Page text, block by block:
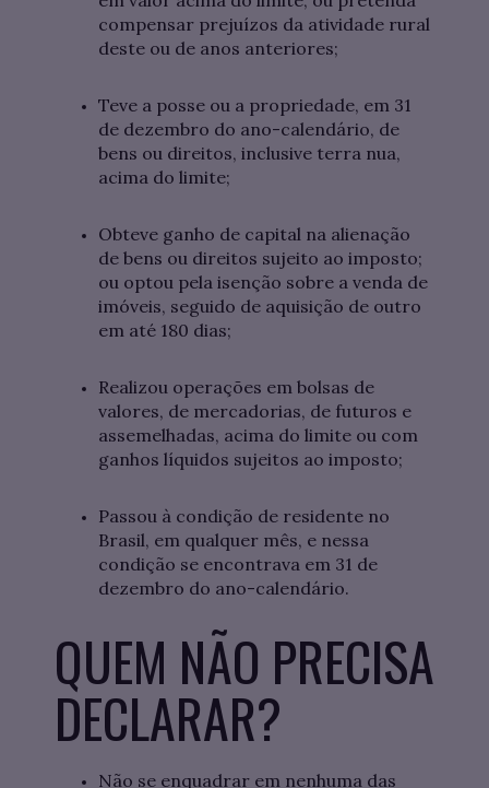
compensar prejuízos da atividade rural
deste ou de anos anteriores;
Teve a posse ou a propriedade, em 31
de dezembro do ano-calendário, de
bens ou direitos, inclusive terra nua,
acima do limite;
Obteve ganho de capital na alienação
de bens ou direitos sujeito ao imposto;
ou optou pela isenção sobre a venda de
imóveis, seguido de aquisição de outro
em até 180 dias;
Realizou operações em bolsas de
valores, de mercadorias, de futuros e
assemelhadas, acima do limite ou com
ganhos líquidos sujeitos ao imposto;
Passou à condição de residente no
Brasil, em qualquer mês, e nessa
condição se encontrava em 31 de
dezembro do ano-calendário.
QUEM NÃO PRECISA
DECLARAR?
Não se enquadrar em nenhuma das